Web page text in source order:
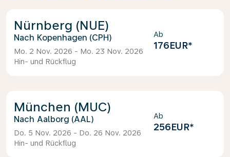
Nürnberg (NUE)
Kopenhagen (CPH)
Mo. 2 Nov. 2026 - Mo. 23 Nov. 2026
Hin- und Rückflug
Ab
176EUR*
München (MUC)
Aalborg (AAL)
Do. 5 Nov. 2026 - Do. 26 Nov. 2026
Hin- und Rückflug
Ab
256EUR*